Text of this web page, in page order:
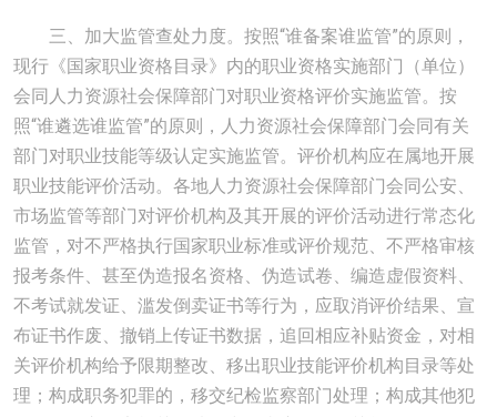
三、加大监管查处力度。按照“谁备案谁监管”的原则，
现行《国家职业资格目录》内的职业资格实施部门（单位）
会同人力资源社会保障部门对职业资格评价实施监管。按
照“谁遴选谁监管”的原则，人力资源社会保障部门会同有关
部门对职业技能等级认定实施监管。评价机构应在属地开展
职业技能评价活动。各地人力资源社会保障部门会同公安、
市场监管等部门对评价机构及其开展的评价活动进行常态化
监管，对不严格执行国家职业标准或评价规范、不严格审核
报考条件、甚至伪造报名资格、伪造试卷、编造虚假资料、
不考试就发证、滥发倒卖证书等行为，应取消评价结果、宣
布证书作废、撤销上传证书数据，追回相应补贴资金，对相
关评价机构给予限期整改、移出职业技能评价机构目录等处
理；构成职务犯罪的，移交纪检监察部门处理；构成其他犯